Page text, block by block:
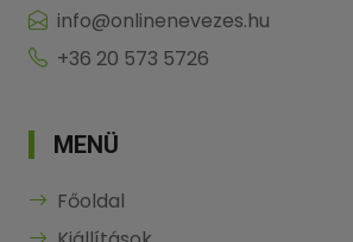
info@onlinenevezes.hu
+36 20 573 5726
MENÜ
Főoldal